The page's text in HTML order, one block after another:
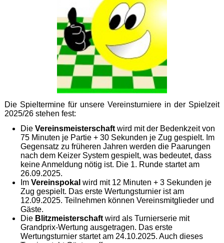
Die Spieltermine für unsere Vereinsturniere in der Spielzeit
2025/26 stehen fest:
Die Vereinsmeisterschaftwird mit der Bedenkzeit von
75 Minuten je Partie + 30 Sekunden je Zug gespielt. Im
Gegensatz zu früheren Jahren werden die Paarungen
nach dem Keizer System gespielt, was bedeutet, dass
keine Anmeldung nötig ist. Die 1. Runde startet am
26.09.2025.
Im Vereinspokal wird mit 12 Minuten + 3 Sekunden je
Zug gespielt. Das erste Wertungsturnier ist am
12.09.2025. Teilnehmen können Vereinsmitglieder und
Gäste.
Die Blitzmeisterschaftwird als Turnierserie mit
Grandprix-Wertung ausgetragen. Das erste
Wertungsturnier startet am 24.10.2025. Auch dieses